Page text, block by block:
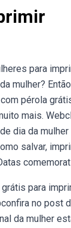
para
mulher?
pérola
mais.
dia da
salvar,
para
no post
da mulher